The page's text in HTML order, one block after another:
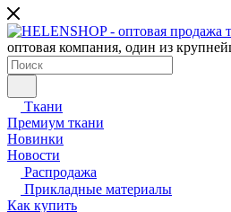
оптовая компания, один из
Ткани
Премиум ткани
Новинки
Новости
Распродажа
Прикладные материалы
Как купить